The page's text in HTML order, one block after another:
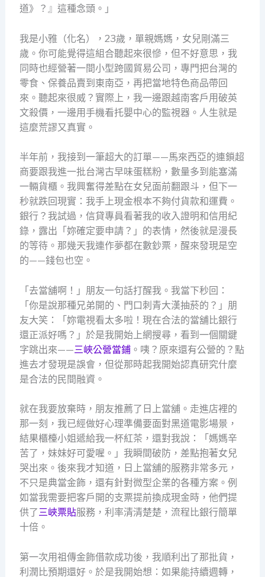
道》？』這種念頭。」
我是小雅（化名），23歲，單親媽媽，女兒剛滿三
歲。你可能覺得這組合聽起來很慘，但不好意思，我
同時也經營著一間小型跨國貿易公司，專門把台灣的
零食、保養品賣到東南亞，再把當地特色商品帶回
來。聽起來很威？實際上，我一邊跟越南客戶用破英
文殺價，一邊用手機看托嬰中心的監視器。人生就是
這麼荒謬又真實。
半年前，我接到一筆超大的訂單——馬來西亞的連鎖超
商要跟我進一批台灣古早味蛋糕粉，數量多到能塞滿
一輛貨櫃。我興奮得差點在女兒面前翻跟斗，但下一
秒就跌回現實：我手上現金根本不夠付貨款和運費。
銀行？我試過，信貸專員看著我的收入證明和信用紀
錄，露出「妳確定要申請？」的表情，然後就是漫長
的等待。那幾天我連作夢都在數鈔票，醒來發現是空
的——錢包也空。
「去當舖啊！」朋友一句話打醒我。我當下秒回：
「你是說那種兄弟開的、門口刺青大漢抽菸的？」朋
友大笑：「妳電視看太多啦！現在合法的當舖比銀行
還正派好嗎？」於是我開始上網搜尋，看到一個關鍵
字跳出來——三峽公營當鋪。咦？原來還有公營的？點
進去才發現是誤會，但從那時起我開始認真研究什麼
是合法的民間融資。
就在我要放棄時，朋友推薦了日上當舖。走進店裡的
那一刻，我已經做好心理準備要面對黑道電影場景，
結果櫃檯小姐遞給我一杯紅茶，還對我說：「媽媽辛
苦了，妹妹好可愛喔。」我瞬間破防，差點抱著女兒
哭出來。後來我才知道，日上當舖的服務非常多元，
不只是典當金飾，還有針對微型企業的各種方案。例
如當我需要把客戶開的支票提前換成現金時，他們提
供了三峽票貼服務，利率清清楚楚，流程比銀行簡單
十倍。
第一次用祖傳金飾借款成功後，我順利出了那批貨，
利潤比預期還好。於是我開始想：如果能持續週轉，